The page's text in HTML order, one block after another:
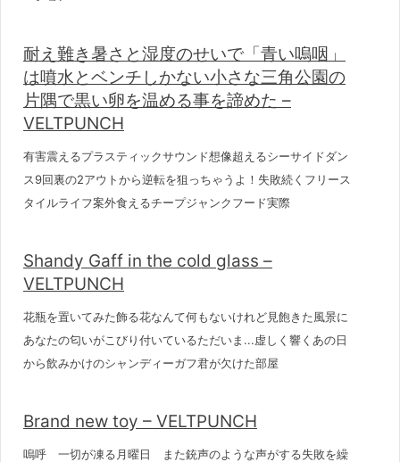
耐え難き暑さと湿度のせいで「青い嗚咽」
は噴水とベンチしかない小さな三角公園の
片隅で黒い卵を温める事を諦めた –
VELTPUNCH
有害震えるプラスティックサウンド想像超えるシーサイドダン
ス9回裏の2アウトから逆転を狙っちゃうよ！失敗続くフリース
タイルライフ案外食えるチープジャンクフード実際
Shandy Gaff in the cold glass –
VELTPUNCH
花瓶を置いてみた飾る花なんて何もないけれど見飽きた風景に
あなたの匂いがこびり付いているただいま...虚しく響くあの日
から飲みかけのシャンディーガフ君が欠けた部屋
Brand new toy – VELTPUNCH
嗚呼 一切が凍る月曜日 また銃声のような声がする失敗を繰